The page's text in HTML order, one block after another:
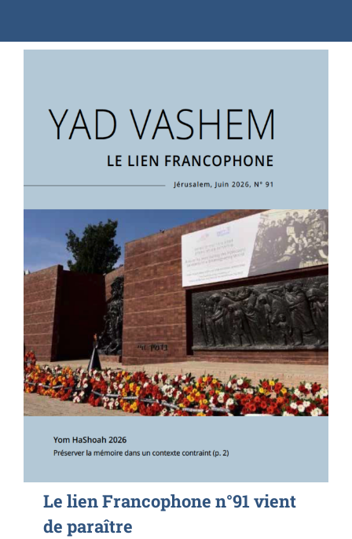
Le lien Francophone n°91 vient
de paraître